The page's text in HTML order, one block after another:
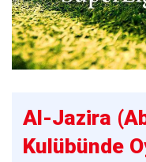
Al-Jazira
Kulübünde